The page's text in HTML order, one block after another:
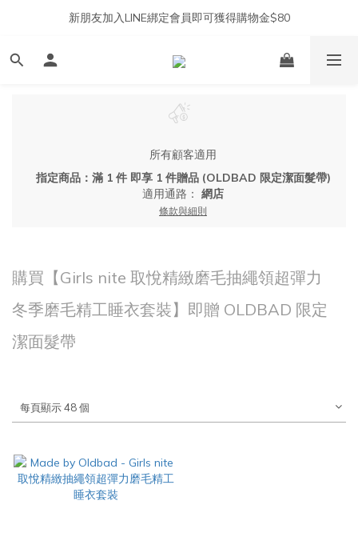
新朋友加入LINE綁定會員即可獲得購物金$80
所有顧客適用
指定商品：滿 1 件 即享 1 件贈品 (OLDBAD 限定潔面髮帶)
適用通路： 網店
條款與細則
購買【Girls nite 取悅精緻磨毛抽繩領超彈力
冬季磨毛精工睡衣套裝】即贈 OLDBAD 限定
潔面髮帶
每頁顯示 48 個